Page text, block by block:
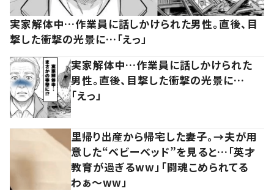
実家解体中…作業員に話しかけられた男性。直後、目
撃した衝撃の光景に…「えっ」
実家解体中…作業員に話しかけられた
男性。直後、目撃した衝撃の光景に…
「えっ」
里帰り出産から帰宅した妻子。→夫が用
意した“ベビーベッド”を見ると…「英才
教育が過ぎるww」「闘魂こめられてる
わぁ～ww」